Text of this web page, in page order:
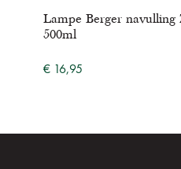
Lampe Berger navulling
500ml
€ 16,95